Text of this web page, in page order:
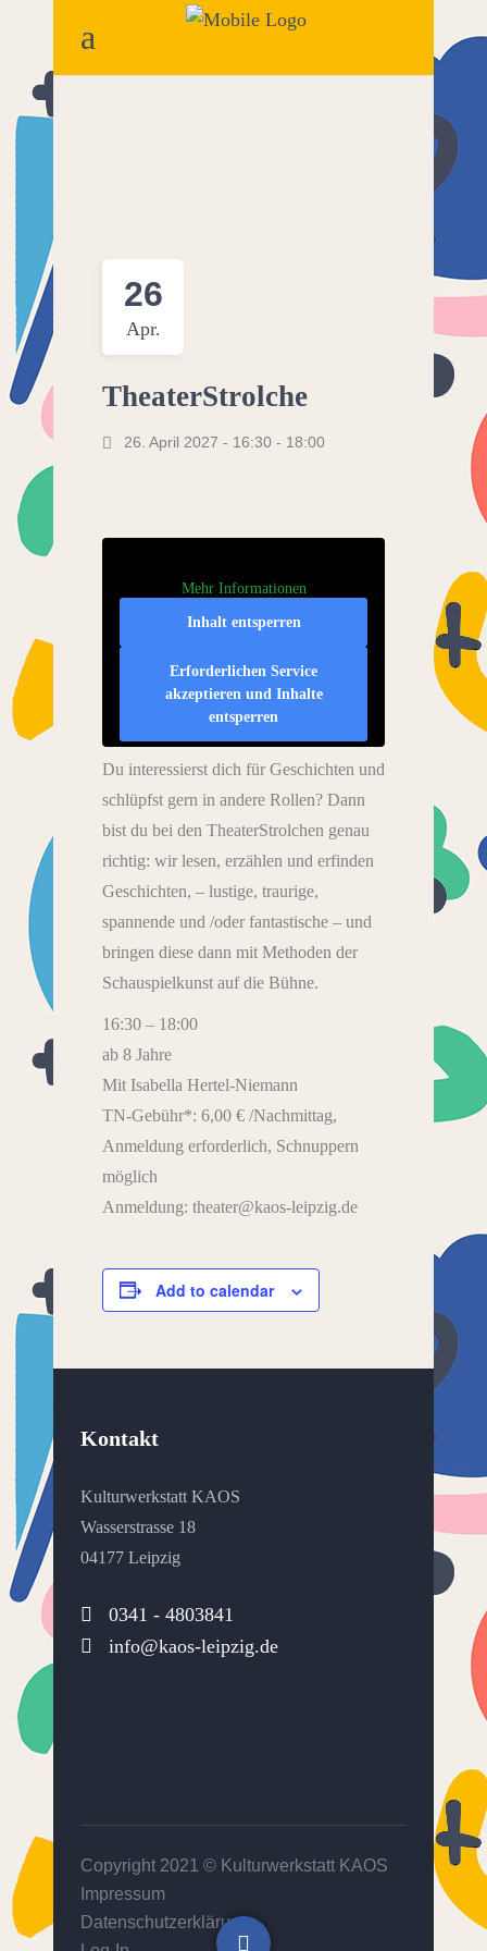
26
Apr.
TheaterStrolche
26. April 2027 - 16:30 - 18:00
Mehr Informationen
Inhalt entsperren
Erforderlichen Service
akzeptieren und Inhalte
entsperren
Du interessierst dich für Geschichten und
schlüpfst gern in andere Rollen? Dann
bist du bei den TheaterStrolchen genau
richtig: wir lesen, erzählen und erfinden
Geschichten, – lustige, traurige,
spannende und /oder fantastische – und
bringen diese dann mit Methoden der
Schauspielkunst auf die Bühne.
16:30 – 18:00
ab 8 Jahre
Mit Isabella Hertel-Niemann
TN-Gebühr*: 6,00 € /Nachmittag,
Anmeldung erforderlich, Schnuppern
möglich
Anmeldung: theater@kaos-leipzig.de
Add to calendar
Kontakt
Kulturwerkstatt KAOS
Wasserstrasse 18
04177 Leipzig
0341 - 4803841
info@kaos-leipzig.de
Copyright 2021 © Kulturwerkstatt KAOS
Impressum
Datenschutzerklärung